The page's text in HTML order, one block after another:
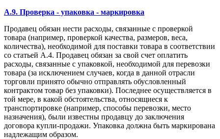
A.9. Проверка - упаковка - маркировка
Продавец обязан нести расходы, связанные с проверкой
товара (например, проверкой качества, размеров, веса,
количества), необходимой для поставки товара в соответствии
со статьей А.4. Продавец обязан за свой счет оплатить
расходы, связанные с упаковкой, необходимой для перевозки
товара (за исключением случаев, когда в данной отрасли
торговли принято обычно отправлять обусловленный
контрактом товар без упаковки). Последнее осуществляется в
той мере, в какой обстоятельства, относящиеся к
транспортировке (например, способы перевозки, место
назначения), были известны продавцу до заключения
договора купли-продажи. Упаковка должна быть маркирована
надлежащим образом.